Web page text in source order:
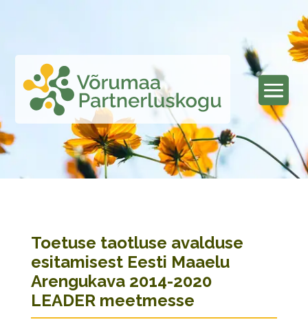
Toetuse taotluse avalduse
esitamisest Eesti Maaelu
Arengukava 2014-2020
LEADER meetmesse